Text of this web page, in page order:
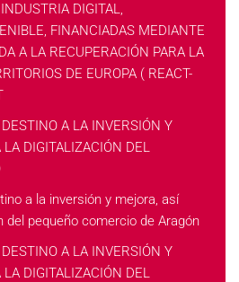
DIGITAL,
FINANCIADAS MEDIANTE
A LA RECUPERACIÓN PARA LA
DE EUROPA ( REACT-
A LA INVERSIÓN Y
DIGITALIZACIÓN DEL
a la inversión y mejora, así
del pequeño comercio de Aragón
A LA INVERSIÓN Y
DIGITALIZACIÓN DEL